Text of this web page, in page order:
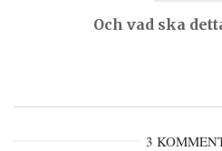
Och vad ska
3